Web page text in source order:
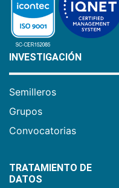
INVESTIGACIÓN
Semilleros
Grupos
Convocatorias
TRATAMIENTO DE
DATOS